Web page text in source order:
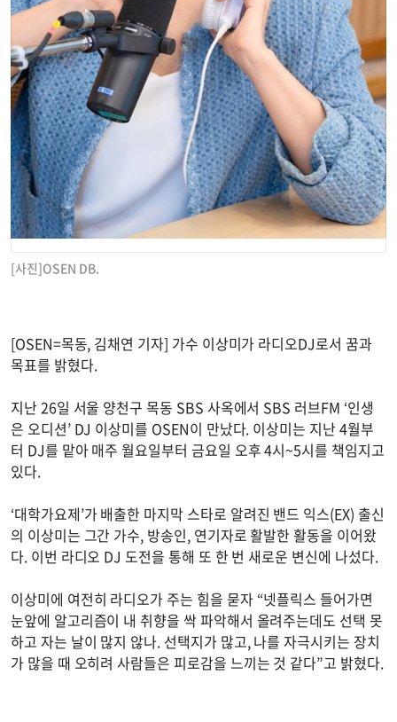
[사진]OSEN DB.
[OSEN=목동, 김채연 기자] 가수 이상미가 라디오DJ로서 꿈과
목표를 밝혔다.
지난 26일 서울 양천구 목동 SBS 사옥에서 SBS 러브FM ‘인생
은 오디션’ DJ 이상미를 OSEN이 만났다. 이상미는 지난 4월부
터 DJ를 맡아 매주 월요일부터 금요일 오후 4시~5시를 책임지고
있다.
‘대학가요제’가 배출한 마지막 스타로 알려진 밴드 익스(EX) 출신
의 이상미는 그간 가수, 방송인, 연기자로 활발한 활동을 이어왔
다. 이번 라디오 DJ 도전을 통해 또 한 번 새로운 변신에 나섰다.
이상미에 여전히 라디오가 주는 힘을 묻자 “넷플릭스 들어가면
눈앞에 알고리즘이 내 취향을 싹 파악해서 올려주는데도 선택 못
하고 자는 날이 많지 않나. 선택지가 많고, 나를 자극시키는 장치
가 많을 때 오히려 사람들은 피로감을 느끼는 것 같다”고 밝혔다.